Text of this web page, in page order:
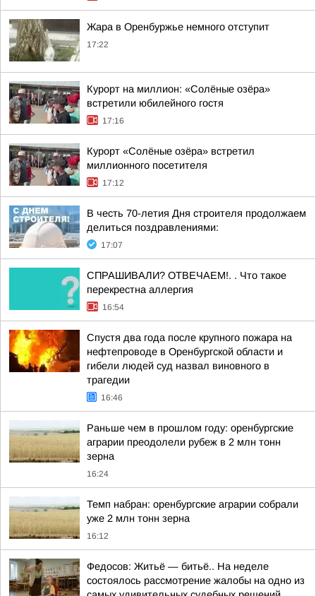
Жара в Оренбуржье немного отступит
17:22
Курорт на миллион: «Солёные озёра»
встретили юбилейного гостя
17:16
Курорт «Солёные озёра» встретил
миллионного посетителя
17:12
В честь 70-летия Дня строителя продолжаем
делиться поздравлениями:
17:07
СПРАШИВАЛИ? ОТВЕЧАЕМ!. . Что такое
перекрестна аллергия
16:54
Спустя два года после крупного пожара на
нефтепроводе в Оренбургской области и
гибели людей суд назвал виновного в
трагедии
16:46
Раньше чем в прошлом году: оренбургские
аграрии преодолели рубеж в 2 млн тонн
зерна
16:24
Темп набран: оренбургские аграрии собрали
уже 2 млн тонн зерна
16:12
Федосов: Житьё — битьё.. На неделе
состоялось рассмотрение жалобы на одно из